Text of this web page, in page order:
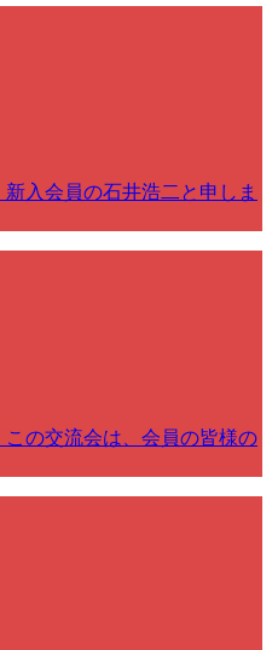
入会員の石井浩二と申しま
の交流会は、会員の皆様の